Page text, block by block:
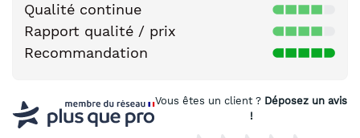
Qualité continue
Rapport qualité / prix
Recommandation
Vous êtes un client ? Déposez un avis
!